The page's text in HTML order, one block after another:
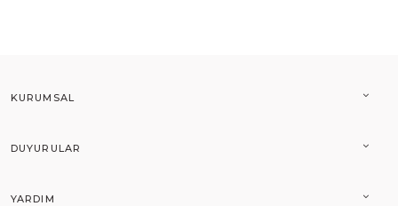
KURUMSAL
DUYURULAR
YARDIM